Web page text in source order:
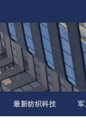
最新纺织科技